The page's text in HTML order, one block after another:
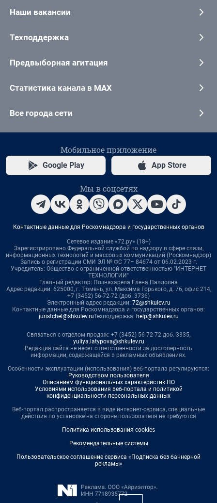
Наши вакансии
Техподдержка
Предвыборная агитация
Статистика канала в MAX
Все города сети
Мобильное приложение
Google Play App Store
Мы в соцсетях
Контактные данные для Роскомнадзора и государственных органов
Сетевое издание «72.ру» (18+)
Зарегистрировано Федеральной службой по надзору в сфере связи,
информационных технологий и массовых коммуникаций (Роскомнадзор)
Запись о регистрации СМИ ЭЛ № ФС 77– 84674 от 06.02.2023 г.
Учредитель: Общество с ограниченной ответственностью "ИНТЕРНЕТ
ТЕХНОЛОГИИ"
Главный редактор: Познахарева Елена Павловна
Адрес редакции: 625000, г. Тюмень, ул. Максима Горького, д. 76, офис 214,
+7 (3452) 56-72-72 (доб. 3736)
Электронный адрес редакции: 72@shkulev.ru
Контактные данные для Роскомнадзора и государственных органов:
juristchel@shkulev.ruТехподдержка: help@shkulev.ru
Связаться с отделом продаж: +7 (3452) 56-72-72 доб. 3335,
yuliya.latypova@shkulev.ru
Редакция сайта не несет ответственности за достоверность
информации, содержащейся в рекламных объявлениях.
Особенности эксплуатации (использования) веб-портала регулируются:
Руководством пользователя
Описанием функциональных характеристик ПО
Условиями использования веб-портала и политикой
конфиденциальности персональных данных
Веб-портал распространяется в виде интернет-сервиса, специальные
действия по установке на стороне пользователя не требуются
Политика использования cookies
Рекомендательные системы
Пользовательское соглашение сервиса «Подписка без баннерной
рекламы»